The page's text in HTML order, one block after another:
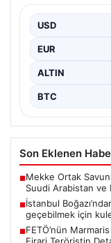
USD
EUR
ALTIN
BTC
Son Eklenen
■Mekke Ortak
Suudi Arabistan ve
■İstanbul
geçebilmek için
■FETÖ’nün Marmaris